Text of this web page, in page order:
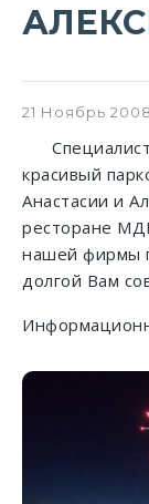
21 Ноябрь 2008
красивый
Анастасии и
ресторане
нашей фирмы
долгой Вам